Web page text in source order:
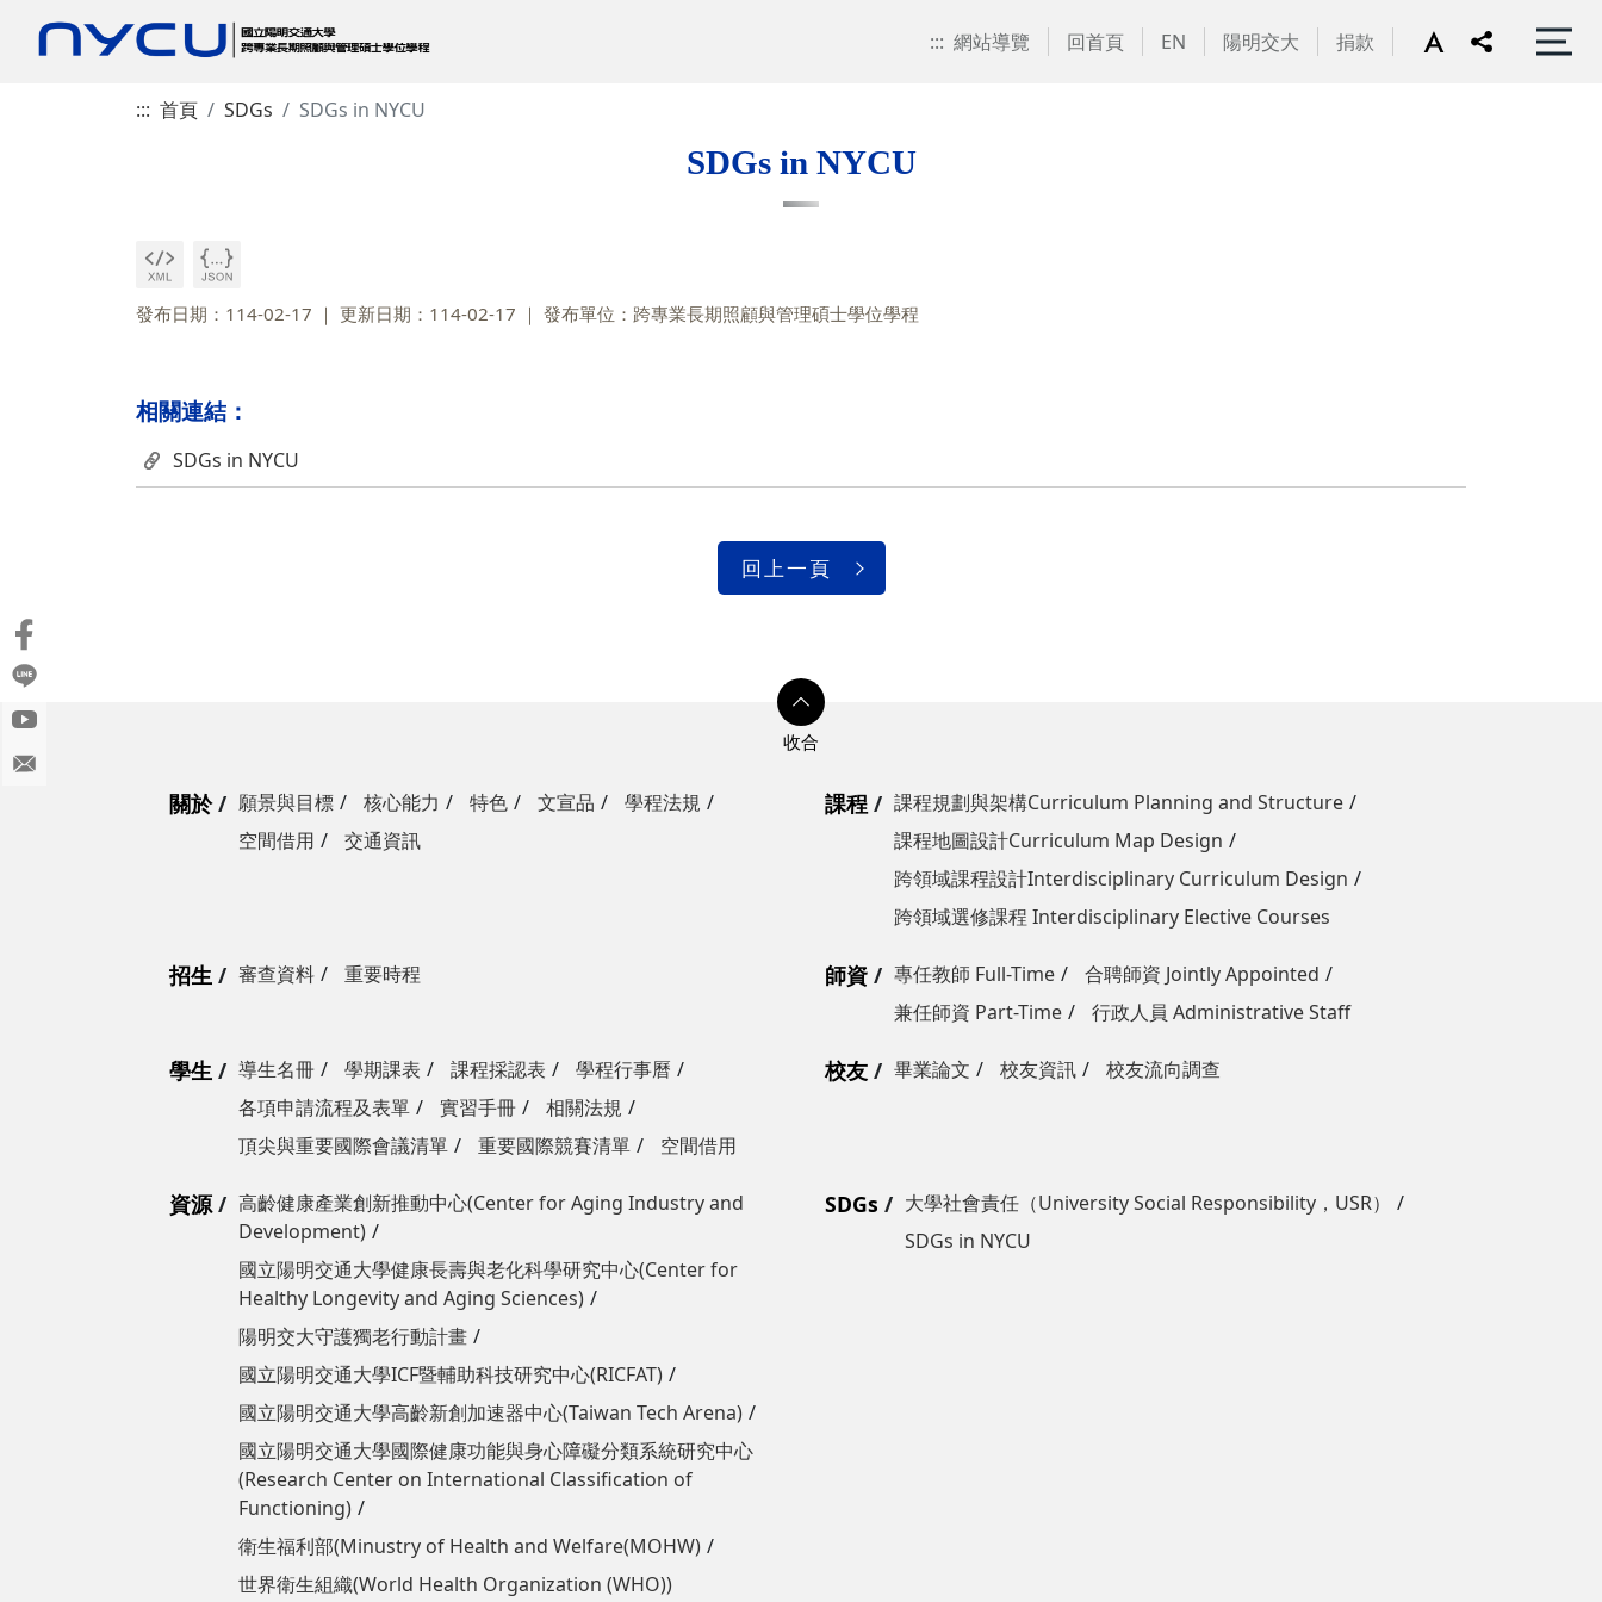
::: 網站導覽 回首頁 EN 陽明交大 捐款
::: 首頁 SDGs SDGs in NYCU
SDGs in NYCU
發布日期：114-02-17 更新日期：114-02-17 發布單位：跨專業長期照顧與管理碩士學位學程
相關連結：
SDGs in NYCU
回上一頁
關於 願景與目標 核心能力 特色 文宣品
學程法規
空間借用
交通資訊
課程
課程規劃與架構Curriculum Planning and Structure
課程地圖設計Curriculum Map Design
跨領域課程設計Interdisciplinary Curriculum Design
跨領域選修課程 Interdisciplinary Elective Courses
招生 審查資料 重要時程 師資 專任教師 Full-Time
合聘師資 Jointly Appointed
兼任師資 Part-Time
行政人員 Administrative Staff
學生 導生名冊 學期課表 課程採認表
學程行事曆
各項申請流程及表單
實習手冊
相關法規
頂尖與重要國際會議清單
重要國際競賽清單 空間借用
校友 畢業論文 校友資訊 校友流向調查
資源
高齡健康產業創新推動中心(Center for Aging Industry and
Development)
國立陽明交通大學​​​​​​健康長壽與老化科學研究中心(Center for
Healthy Longevity and Aging Sciences)
陽明交大守護獨老行動計畫
國立陽明交通大學ICF暨輔助科技研究中心(RICFAT)
國立陽明交通大學高齡新創加速器中心(Taiwan Tech Arena)
國立陽明交通大學國際健康功能與身心障礙分類系統研究中心
(Research Center on International Classification of
Functioning)
衛生福利部(Minustry of Health and Welfare(MOHW)
世界衛生組織(World Health Organization (WHO))
SDGs
大學社會責任（University Social Responsibility，USR）
SDGs in NYCU